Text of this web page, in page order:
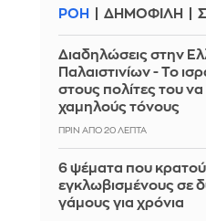
ΡΟΗ ΔΗΜΟΦΙΛΗ
Διαδηλώσεις στην
Παλαιστινίων - Το
στους πολίτες του
χαμηλούς τόνους
ΠΡΙΝ ΑΠΌ 20 ΛΕΠΤΆ
6 ψέματα που
εγκλωβισμένους σε
γάμους για χρόνια